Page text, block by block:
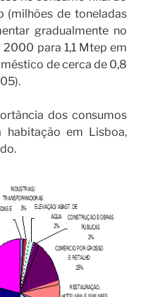
(milhões de toneladas
gradualmente no
para 1,1 Mtep em
de cerca de 0,8
dos consumos
em Lisboa,